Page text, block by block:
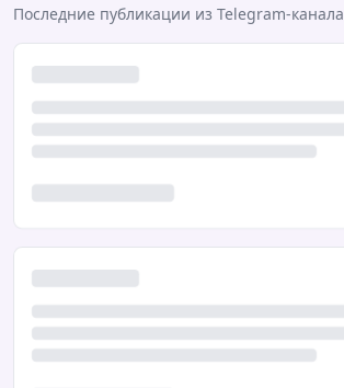
Последние публикации из Telegram-канала